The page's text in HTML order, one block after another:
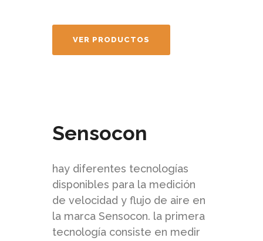
VER PRODUCTOS
Sensocon
hay diferentes tecnologías
disponibles para la medición
de velocidad y flujo de aire en
la marca Sensocon. la primera
tecnología consiste en medir